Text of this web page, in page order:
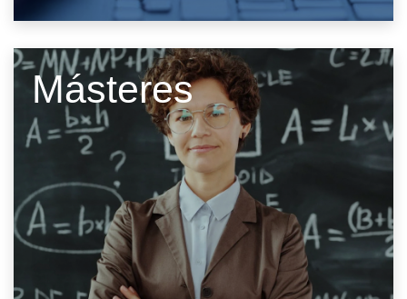
Másteres